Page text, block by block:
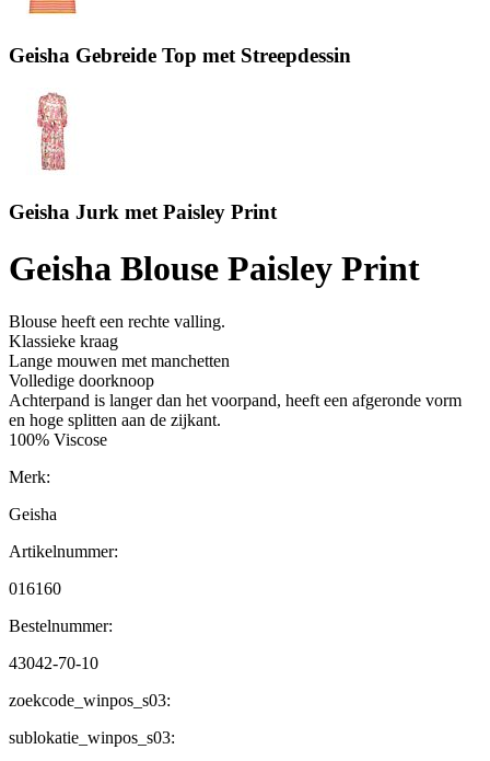
Geisha Gebreide Top met Streepdessin
Geisha Jurk met Paisley Print
Geisha Blouse Paisley Print
Blouse heeft een rechte valling.
Klassieke kraag
Lange mouwen met manchetten
Volledige doorknoop
Achterpand is langer dan het voorpand, heeft een afgeronde vorm
en hoge splitten aan de zijkant.
100% Viscose
Merk:
Geisha
Artikelnummer:
016160
Bestelnummer:
43042-70-10
zoekcode_winpos_s03:
sublokatie_winpos_s03: